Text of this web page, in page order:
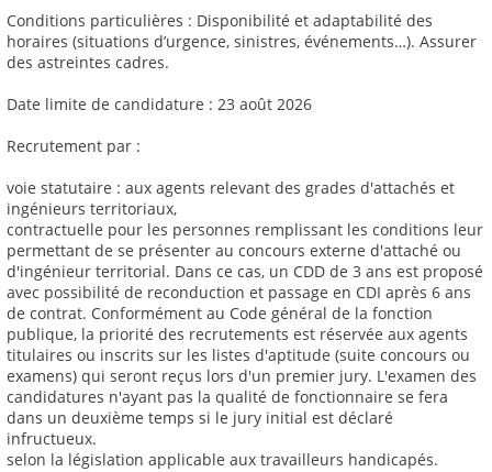
Conditions particulières : Disponibilité et adaptabilité des
horaires (situations d’urgence, sinistres, événements…). Assurer
des astreintes cadres.
Date limite de candidature : 23 août 2026
Recrutement par :
voie statutaire : aux agents relevant des grades d'attachés et
ingénieurs territoriaux,
contractuelle pour les personnes remplissant les conditions leur
permettant de se présenter au concours externe d'attaché ou
d'ingénieur territorial. Dans ce cas, un CDD de 3 ans est proposé
avec possibilité de reconduction et passage en CDI après 6 ans
de contrat. Conformément au Code général de la fonction
publique, la priorité des recrutements est réservée aux agents
titulaires ou inscrits sur les listes d'aptitude (suite concours ou
examens) qui seront reçus lors d'un premier jury. L'examen des
candidatures n'ayant pas la qualité de fonctionnaire se fera
dans un deuxième temps si le jury initial est déclaré
infructueux.
selon la législation applicable aux travailleurs handicapés.